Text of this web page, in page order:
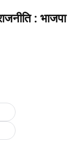
: भाजपा